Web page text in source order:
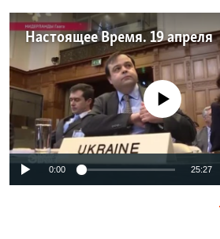
Настоящее Время. 19 апреля
No media source
0:00 25:27